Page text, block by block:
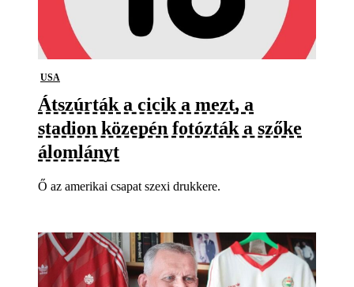
USA
Átszúrták a cicik a mezt, a
stadion közepén fotózták a szőke
álomlányt
Ő az amerikai csapat szexi drukkere.